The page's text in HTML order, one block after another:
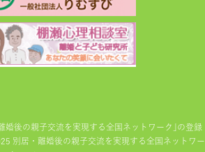
婚後の親子交流を実現する全国ネットワーク｣の登録
別居・離婚後の親子交流を実現する全国ネットワー